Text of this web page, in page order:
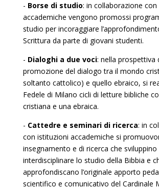
- Borse di studio: in collaborazione
accademiche vengono promossi
studio per incoraggiare
Scrittura da parte di giovani studenti.
- Dialoghi a due voci: nella prospettiva
promozione del dialogo tra il mondo
soltanto cattolico) e quello ebraico, si
Fedele di Milano cicli di letture bibliche
cristiana e una ebraica.
- Cattedre e seminari di ricerca: in
con istituzioni accademiche si
insegnamento e di ricerca che
interdisciplinare lo studio della Bibbia e
approfondiscano l’originale apporto
scientifico e comunicativo del Cardinale